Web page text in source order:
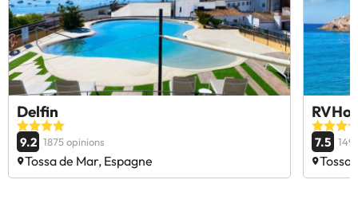
Delfin
9.2 1875 opinions
Tossa de Mar, Espagne
7.5
Tossa